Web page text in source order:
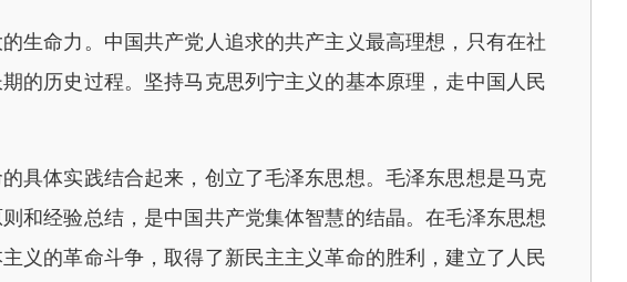
命力。中国共产党人追求的共产主义最高理想，只有在社
的历史过程。坚持马克思列宁主义的基本原理，走中国人民
体实践结合起来，创立了毛泽东思想。毛泽东思想是马克
和经验总结，是中国共产党集体智慧的结晶。在毛泽东思想
义的革命斗争，取得了新民主主义革命的胜利，建立了人民